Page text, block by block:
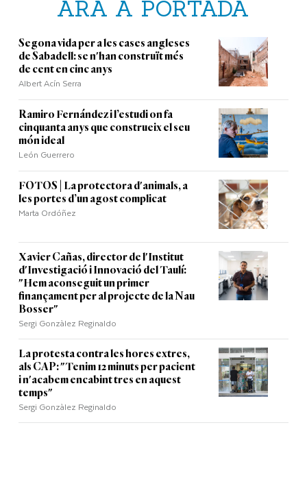
ARA A PORTADA
Segona vida per a les cases angleses
de Sabadell: se n'han construït més
de cent en cinc anys
Albert Acín Serra
Ramiro Fernández i l’estudi on fa
cinquanta anys que construeix el seu
món ideal
León Guerrero
FOTOS | La protectora d'animals, a
les portes d’un agost complicat
Marta Ordóñez
Xavier Cañas, director de l'Institut
d'Investigació i Innovació del Taulí:
"Hem aconseguit un primer
finançament per al projecte de la Nau
Bosser"
Sergi Gonzàlez Reginaldo
La protesta contra les hores extres,
als CAP: "Tenim 12 minuts per pacient
i n'acabem encabint tres en aquest
temps"
Sergi Gonzàlez Reginaldo